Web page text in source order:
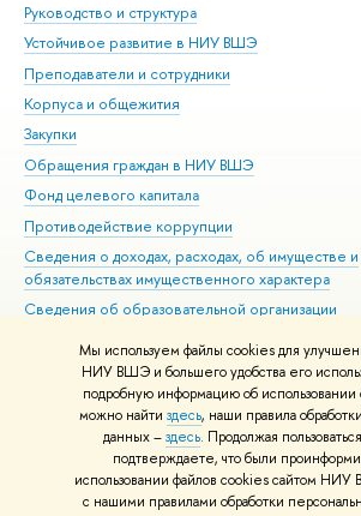
Мы используем файлы cookies для
НИУ ВШЭ и большего удобства его
подробную информацию об использовании
можно найти здесь, наши правила
данных –здесь. Продолжая
подтверждаете, что были
использовании файлов cookies сайтом
с нашими правилами обработки
Руководство и структура
Устойчивое развитие в НИУ ВШЭ
Преподаватели и сотрудники
Корпуса и общежития
Закупки
Обращения граждан в НИУ ВШЭ
Фонд целевого капитала
Противодействие коррупции
Сведения о доходах, расходах, об имуществе и
обязательствах имущественного характера
Сведения об образовательной организации
Людям с ограниченными возможностями
Единая платежная страница
Работа в Вышке
© НИУ ВШЭ 1993–2026 Адреса и контакты
материалов Политика конфиденциальности